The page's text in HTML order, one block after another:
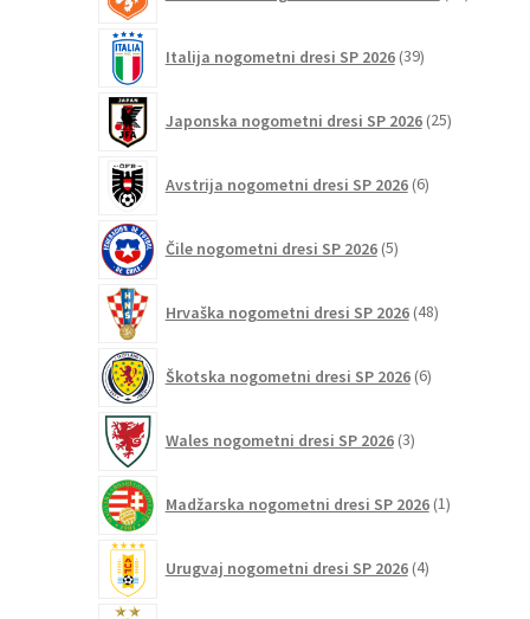
Italija nogometni dresi SP 2026 39izdelkov
Japonska nogometni dresi SP 2026 25izdelkov
Avstrija nogometni dresi SP 2026 6izdelkov
Čile nogometni dresi SP 2026 5izdelkov
Hrvaška nogometni dresi SP 2026 48izdelkov
Škotska nogometni dresi SP 2026 6izdelkov
Wales nogometni dresi SP 2026 3izdelki
Madžarska nogometni dresi SP 2026 1izdelek
Urugvaj nogometni dresi SP 2026 4izdelki